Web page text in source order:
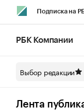
Подписка на
Спецпроекты
Технологии и
РБК Компании
Выбор редакции
Лента